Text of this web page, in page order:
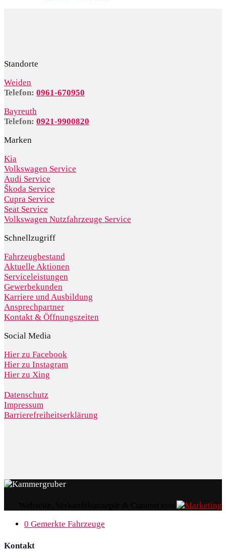
Standorte
Weiden
Telefon: 0961-670950
Bayreuth
Telefon: 0921-9900820
Marken
Kia
Volkswagen Service
Audi Service
Škoda Service
Cupra Service
Seat Service
Volkswagen Nutzfahrzeuge Service
Schnellzugriff
Fahrzeugbestand
Aktuelle Aktionen
Serviceleistungen
Gewerbekunden
Karriere und Ausbildung
Ansprechpartner
Kontakt & Öffnungszeiten
Social Media
Hier zu Facebook
Hier zu Instagram
Hier zu Xing
Datenschutz
Impressum
Barrierefreiheitserklärung
0 Gemerkte Fahrzeuge
Kontakt